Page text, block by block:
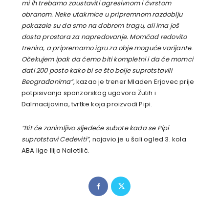
mi ih trebamo zaustaviti agresivnom i čvrstom
obranom. Neke utakmice u pripremnom razdoblju
pokazale su da smo na dobrom tragu, ali ima još
dosta prostora za napredovanje. Momčad redovito
trenira, a pripremamo igru za obje moguće varijante.
Očekujem ipak da ćemo biti kompletni i da će momci
dati 200 posto kako bi se što bolje suprotstavili
Beograđanima”,kazao je trener Mladen Erjavec prije
potpisivanja sponzorskog ugovora Žutih i
Dalmacijavina, tvrtke koja proizvodi Pipi.
“Bit će zanimljivo sljedeće subote kada se Pipi
suprotstavi Cedeviti”, najavio je u šali ogled 3. kola
ABA lige Ilija Naletilić.